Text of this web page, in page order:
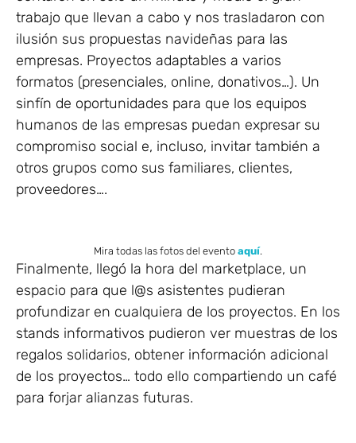
trabajo que llevan a cabo y nos trasladaron con
ilusión sus propuestas navideñas para las
empresas. Proyectos adaptables a varios
formatos (presenciales, online, donativos…). Un
sinfín de oportunidades para que los equipos
humanos de las empresas puedan expresar su
compromiso social e, incluso, invitar también a
otros grupos como sus familiares, clientes,
proveedores….
Mira todas las fotos del evento aquí.
Finalmente, llegó la hora del marketplace, un
espacio para que l@s asistentes pudieran
profundizar en cualquiera de los proyectos. En los
stands informativos pudieron ver muestras de los
regalos solidarios, obtener información adicional
de los proyectos… todo ello compartiendo un café
para forjar alianzas futuras.